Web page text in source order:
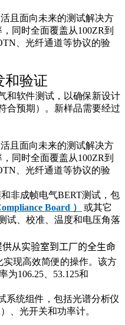
且面向未来的测试解决方
同时全面覆盖从100ZR到
、光纤通道等协议的验
和验证
和软件测试，以确保新设计
合预期）。新样品需要经过
且面向未来的测试解决方
同时全面覆盖从100ZR到
、光纤通道等协议的验
非成帧电气BERT测试，包
Board ）
或其它
试、校准、温度和电压角落
供从实验室到 工厂的全生命
实现高效简便的操作。该方
为106.25 53.125和
系统组件，包括光谱分析仪
、光开关和功率计。